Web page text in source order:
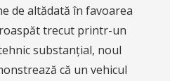
de altădată în favoarea
trecut printr-un
substanțial, noul
că un vehicul